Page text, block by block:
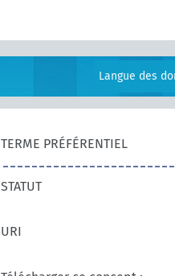
Langue des
TERME PRÉFÉRENTIEL
STATUT
URI